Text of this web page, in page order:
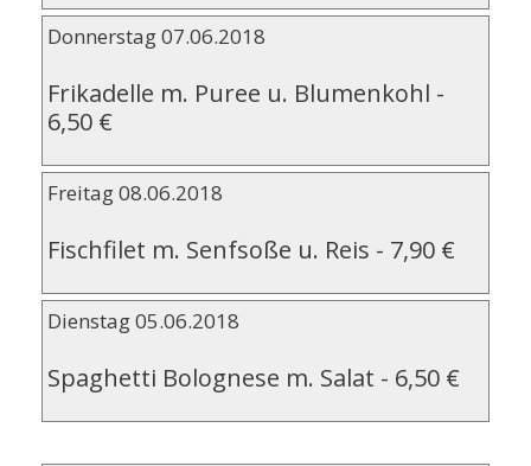
Donnerstag 07.06.2018
Frikadelle m. Puree u. Blumenkohl -
6,50 €
Freitag 08.06.2018
Fischfilet m. Senfsoße u. Reis - 7,90 €
Dienstag 05.06.2018
Spaghetti Bolognese m. Salat - 6,50 €